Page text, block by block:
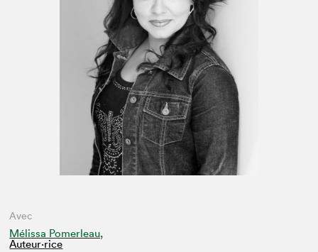
Avec
Mélissa Pomerleau,
Auteur·rice